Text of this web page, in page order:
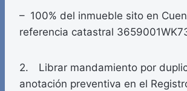
– 100% del inmueble sito en
referencia catastral
2. Librar mandamiento por
anotación preventiva en el